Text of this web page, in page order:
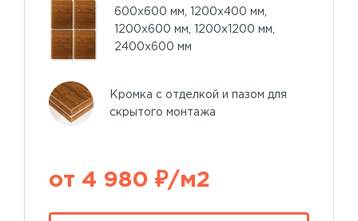
600х600 мм, 1200х400 мм,
1200х600 мм, 1200х1200 мм,
2400х600 мм
Кромка с отделкой и пазом для
скрытого монтажа
от 4 980 ₽/м2